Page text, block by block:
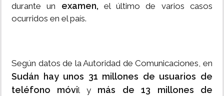
durante un examen, el último de varios casos
ocurridos en el país.
Según datos de la Autoridad de Comunicaciones, en
Sudán hay unos 31 millones de usuarios de
teléfono móvil y más de 13 millones de